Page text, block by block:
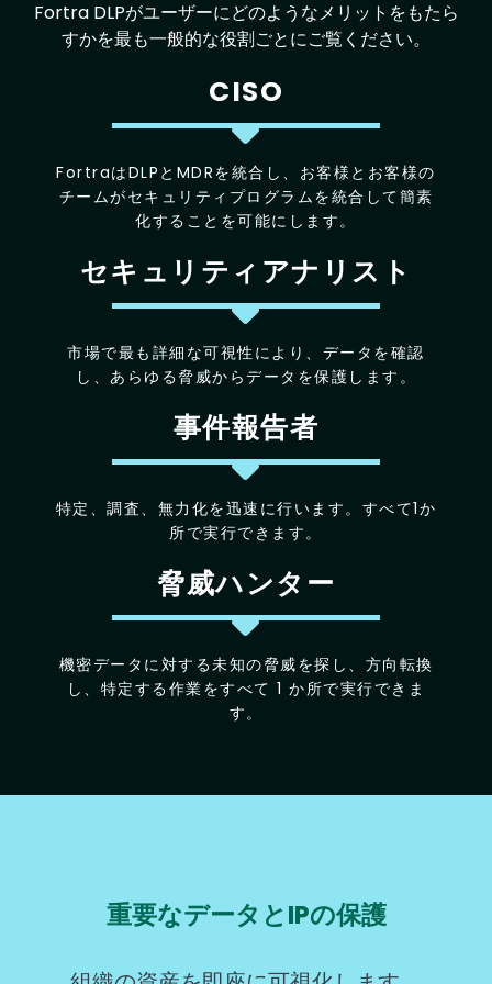
Fortra DLPがユーザーにどのようなメリットをもたら
すかを最も一般的な役割ごとにご覧ください。
CISO
FortraはDLPとMDRを統合し、お客様とお客様の
チームがセキュリティプログラムを統合して簡素
化することを可能にします。
セキュリティアナリスト
市場で最も詳細な可視性により、データを確認
し、あらゆる脅威からデータを保護します。
事件報告者
特定、調査、無力化を迅速に行います。すべて1か
所で実行できます。
脅威ハンター
機密データに対する未知の脅威を探し、方向転換
し、特定する作業をすべて 1 か所で実行できま
す。
重要なデータとIPの保護